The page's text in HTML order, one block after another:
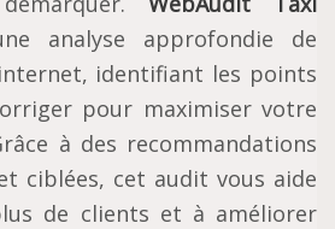
analyse approfondie de
identifiant les points
pour maximiser votre
à des recommandations
ciblées, cet audit vous aide
de clients et à améliorer